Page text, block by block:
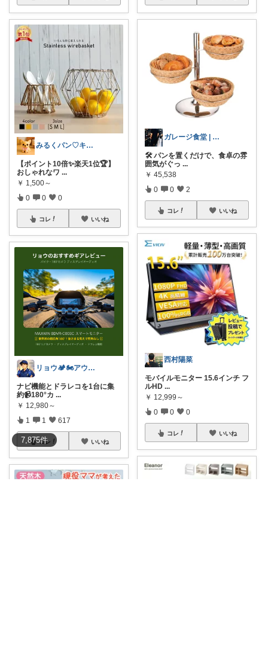
7,875件
みるくパン♡キッチンルーム
【ポイント10倍✨楽天1位🏆】
おしゃれなワ ...
￥ 1,500～
0 0 0
コレ いいね
リョウ🏕️🏍️アウトドア・バイク
ナビ機能とドラレコを1台に集
約📹180°カ ...
￥ 12,980～
1 1 617
コレ いいね
ガレージ食堂 | 開業準備中
🛠️ パンを置くだけで、食卓の雰
囲気がぐっ ...
￥ 45,538
0 0 2
コレ いいね
西村陽菜
モバイルモニター 15.6インチ フ
ルHD ...
￥ 12,999～
0 0 0
コレ いいね